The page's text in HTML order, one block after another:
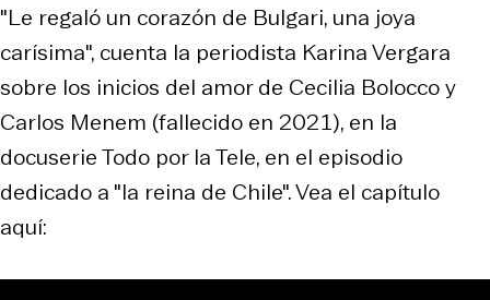
"Le regaló un corazón de Bulgari, una joya
carísima", cuenta la periodista Karina Vergara
sobre los inicios del amor de Cecilia Bolocco y
Carlos Menem (fallecido en 2021), en la
docuserie Todo por la Tele, en el episodio
dedicado a "la reina de Chile". Vea el capítulo
aquí: